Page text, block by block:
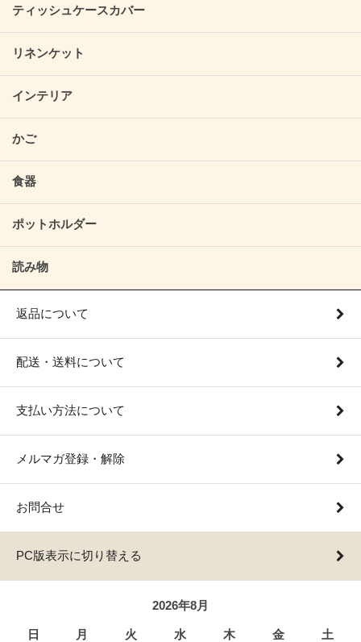
ティッシュケースカバー
リネンケット
インテリア
かご
食器
ポットホルダー
読み物
返品について
配送・送料について
支払い方法について
メルマガ登録・解除
お問合せ
PC版表示に切り替える
2026年8月
日 月 火 水 木 金
土